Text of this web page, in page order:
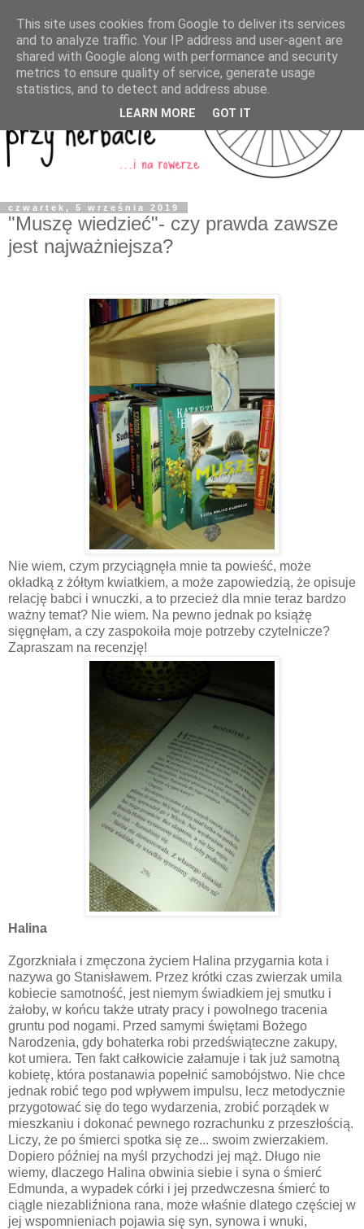
czwartek, 5 września 2019
"Muszę wiedzieć"- czy prawda zawsze
jest najważniejsza?
Nie wiem, czym przyciągnęła mnie ta powieść, może
okładką z żółtym kwiatkiem, a może zapowiedzią, że opisuje
relację babci i wnuczki, a to przecież dla mnie teraz bardzo
ważny temat? Nie wiem. Na pewno jednak po książę
sięgnęłam, a czy zaspokoiła moje potrzeby czytelnicze?
Zapraszam na recenzję!
Halina
Zgorzkniała i zmęczona życiem Halina przygarnia kota i
nazywa go Stanisławem. Przez krótki czas zwierzak umila
kobiecie samotność, jest niemym świadkiem jej smutku i
żałoby, w końcu także utraty pracy i powolnego tracenia
gruntu pod nogami. Przed samymi świętami Bożego
Narodzenia, gdy bohaterka robi przedświąteczne zakupy,
kot umiera. Ten fakt całkowicie załamuje i tak już samotną
kobietę, która postanawia popełnić samobójstwo. Nie chce
jednak robić tego pod wpływem impulsu, lecz metodycznie
przygotować się do tego wydarzenia, zrobić porządek w
mieszkaniu i dokonać pewnego rozrachunku z przeszłością.
Liczy, że po śmierci spotka się ze... swoim zwierzakiem.
Dopiero później na myśl przychodzi jej mąż. Długo nie
wiemy, dlaczego Halina obwinia siebie i syna o śmierć
Edmunda, a wypadek córki i jej przedwczesna śmierć to
ciągle niezabliźniona rana, może właśnie dlatego częściej w
jej wspomnieniach pojawia się syn, synowa i wnuki,
This site uses cookies from Google to deliver its services
and to analyze traffic. Your IP address and user-agent are
shared with Google along with performance and security
metrics to ensure quality of service, generate usage
statistics, and to detect and address abuse.
LEARN MORE GOT IT